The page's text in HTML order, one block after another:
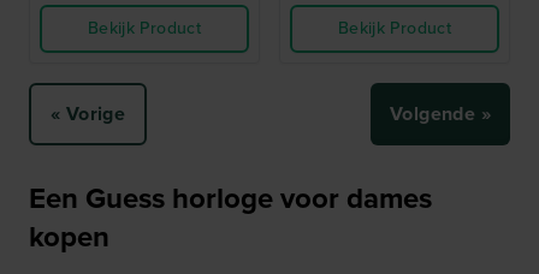
Bekijk Product
Bekijk Product
« Vorige Volgende »
Een Guess horloge voor dames
kopen